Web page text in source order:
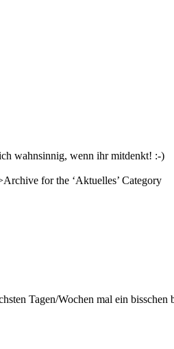
wahnsinnig, wenn ihr mitdenkt! :-)
for the ‘Aktuelles’ Category
Tagen/Wochen mal ein bisschen